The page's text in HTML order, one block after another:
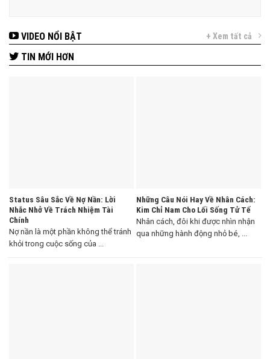
VIDEO NỔI BẬT + Xem tất cả
TIN MỚI HƠN
Status Sâu Sắc Về Nợ Nần: Lời
Nhắc Nhở Về Trách Nhiệm Tài
Chính
Nợ nần là một phần không thể tránh
khỏi trong cuộc sống của ...
Những Câu Nói Hay Về Nhân Cách:
Kim Chỉ Nam Cho Lối Sống Tử Tế
Nhân cách, đôi khi được nhìn nhận
qua những hành động nhỏ bé, ...